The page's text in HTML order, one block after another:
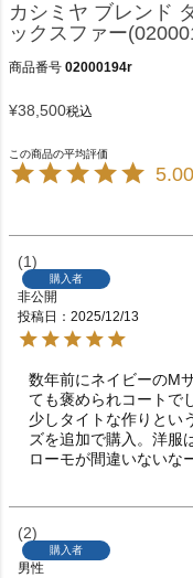
カシミヤ ブレンド
ックスファー
商品番号 02000194r
¥38,500税込
5.00
1
購入者
非公開
投稿日
2025/12/13
数年前にネイビーのM
ても褒められコートで
少しタイトな作りとい
ズを追加で購入。洋服
ローモが間違いないな
2
購入者
男性